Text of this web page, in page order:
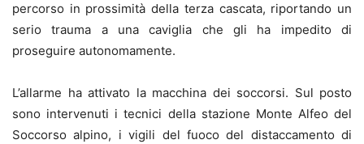
percorso in prossimità della terza cascata, riportando un
serio trauma a una caviglia che gli ha impedito di
proseguire autonomamente.
L’allarme ha attivato la macchina dei soccorsi. Sul posto
sono intervenuti i tecnici della stazione Monte Alfeo del
Soccorso alpino, i vigili del fuoco del distaccamento di